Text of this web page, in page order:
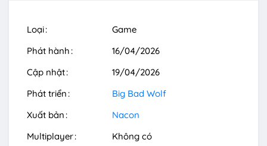
Loại
Game
Phát hành
16/04/2026
Cập nhật
19/04/2026
Phát triển
Big Bad Wolf
Xuất bản
Nacon
Multiplayer
Không có